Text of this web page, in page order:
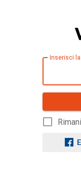
Inserisci